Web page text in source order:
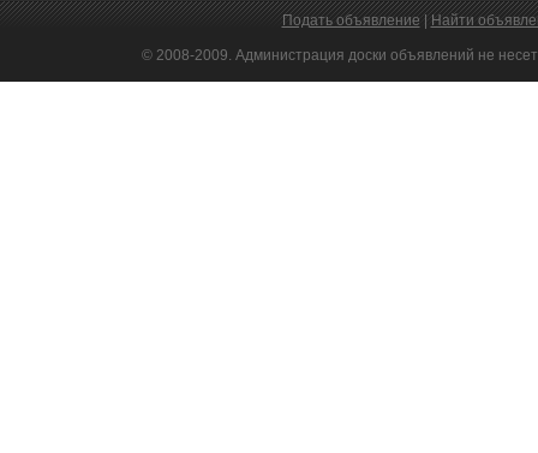
Подать объявление Найти
© 2008-2009. Администрация доски объявлений не